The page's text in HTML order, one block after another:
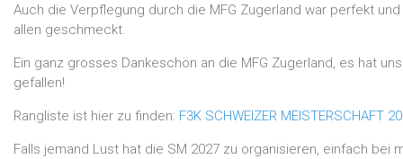
Auch die Verpflegung durch die MFG Zugerland war perfekt
allen geschmeckt.
Ein ganz grosses Dankeschön an die MFG Zugerland, es hat
gefallen!
Rangliste ist hier zu finden: F3K SCHWEIZER MEISTERSCHAFT
Falls jemand Lust hat die SM 2027 zu organisieren, einfach bei